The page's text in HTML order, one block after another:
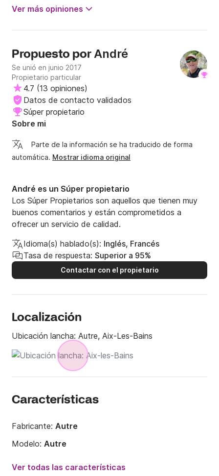
Ver más opiniones
Propuesto porAndré
Se unió en junio 2017
Propietario particular
4.7 (13 opiniones)
Datos de contacto validados
Súper propietario
Sobre mi
Parte de la información se ha traducido de forma
automática. Mostrar idioma original
André es un Súper propietario
Los Súper Propietarios son aquellos que tienen muy
buenos comentarios y están comprometidos a
ofrecer un servicio de calidad.
Idioma(s) hablado(s): Inglés, Francés
Tasa de respuesta: Superior a 95%
Contactar con el propietario
Localización
Ubicación lancha: Autre, Aix-Les-Bains
Características
Fabricante: Autre
Modelo: Autre
221CV
Ver todas las características